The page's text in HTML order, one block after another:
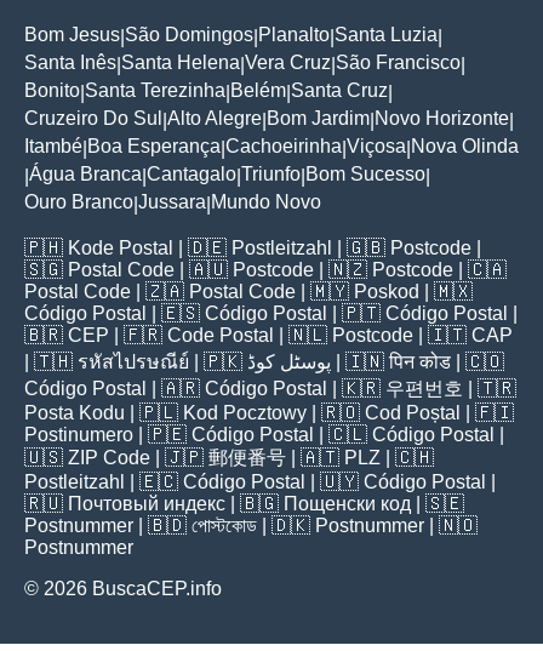
Bom Jesus São Domingos Planalto Santa Luzia
Santa Inês Santa Helena Vera Cruz São Francisco
Bonito Santa Terezinha Belém Santa Cruz
Cruzeiro Do Sul Alto Alegre Bom Jardim Novo Horizonte
Itambé Boa Esperança Cachoeirinha Viçosa Nova Olinda
Água Branca Cantagalo Triunfo Bom Sucesso
Ouro Branco Jussara Mundo Novo
🇵🇭 Kode Postal | 🇩🇪 Postleitzahl | 🇬🇧 Postcode
🇸🇬 Postal Code | 🇦🇺 Postcode | 🇳🇿 Postcode | 🇨🇦
Postal Code | 🇿🇦 Postal Code | 🇲🇾 Poskod
| 🇲🇽
Código Postal
| 🇪🇸 Código Postal | 🇵🇹 Código Postal
🇧🇷 CEP | 🇫🇷 Code Postal | 🇳🇱 Postcode | 🇮🇹 CAP
| 🇹🇭 รหัสไปรษณีย์ | 🇵🇰 پوسٹل کوڈ | 🇮🇳पिन कोड | 🇨🇴
Código Postal
| 🇦🇷 Código Postal | 🇰🇷 우편번호
| 🇹🇷
Posta Kodu | 🇵🇱 Kod Pocztowy | 🇷🇴 Cod Poștal
| 🇫🇮
Postinumero | 🇵🇪 Código Postal | 🇨🇱 Código Postal
🇺🇸 ZIP Code | 🇯🇵 郵便番号 | 🇦🇹 PLZ | 🇨🇭
Postleitzahl
| 🇪🇨 Código Postal | 🇺🇾 Código Postal
🇷🇺 Почтовый индекс | 🇧🇬 Пощенски код | 🇸🇪
Postnummer | 🇧🇩 পোস্টকোড | 🇩🇰 Postnummer | 🇳🇴
Postnummer
© 2026 BuscaCEP.info